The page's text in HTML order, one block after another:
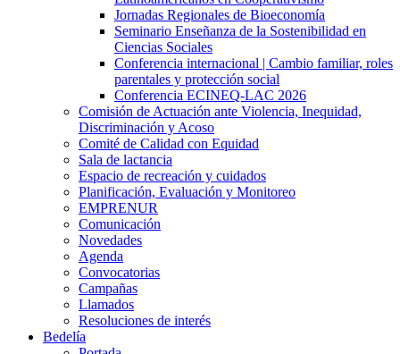
Jornadas Regionales de Bioeconomía
Seminario Enseñanza de la Sostenibilidad en
Ciencias Sociales
Conferencia internacional | Cambio familiar, roles
parentales y protección social
Conferencia ECINEQ-LAC 2026
Comisión de Actuación ante Violencia, Inequidad,
Discriminación y Acoso
Comité de Calidad con Equidad
Sala de lactancia
Espacio de recreación y cuidados
Planificación, Evaluación y Monitoreo
EMPRENUR
Comunicación
Novedades
Agenda
Convocatorias
Campañas
Llamados
Resoluciones de interés
Bedelía